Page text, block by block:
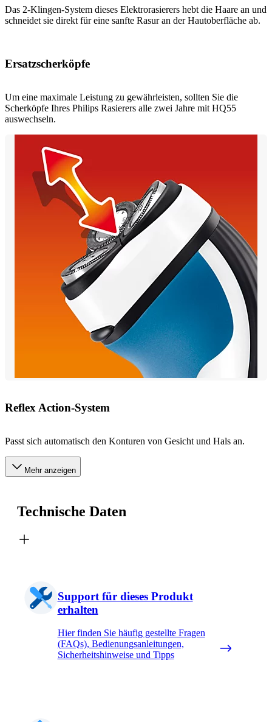
Das 2-Klingen-System dieses Elektrorasierers hebt die Haare an und
schneidet sie direkt für eine sanfte Rasur an der Hautoberfläche ab.
Ersatzscherköpfe
Um eine maximale Leistung zu gewährleisten, sollten Sie die
Scherköpfe Ihres Philips Rasierers alle zwei Jahre mit HQ55
auswechseln.
Reflex Action-System
Passt sich automatisch den Konturen von Gesicht und Hals an.
Mehr anzeigen
Technische Daten
Support für dieses Produkt
erhalten
Hier finden Sie häufig gestellte Fragen
(FAQs), Bedienungsanleitungen,
Sicherheitshinweise und Tipps